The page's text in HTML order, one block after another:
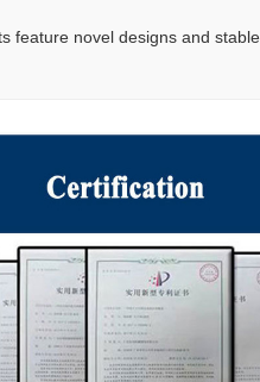
feature novel designs and